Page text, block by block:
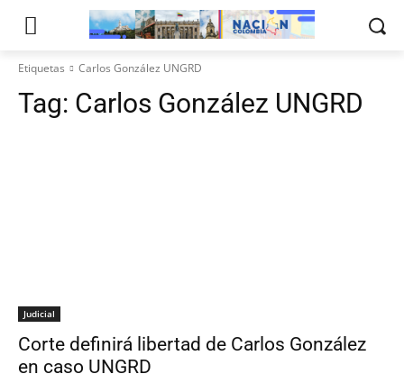
Etiquetas Carlos González UNGRD
Tag: Carlos González UNGRD
Judicial
Corte definirá libertad de Carlos González
en caso UNGRD